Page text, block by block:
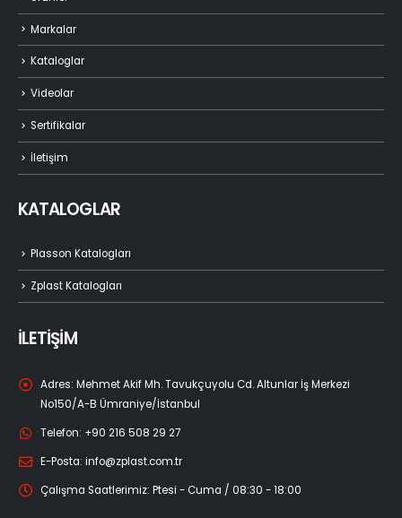
Markalar
Kataloglar
Videolar
Sertifikalar
İletişim
KATALOGLAR
Plasson Katalogları
Zplast Katalogları
İLETİŞİM
Adres: Mehmet Akif Mh. Tavukçuyolu Cd. Altunlar İş Merkezi
No150/A-B Ümraniye/İstanbul
Telefon: +90 216 508 29 27
E-Posta: info@zplast.com.tr
Çalışma Saatlerimiz: Ptesi - Cuma / 08:30 - 18:00